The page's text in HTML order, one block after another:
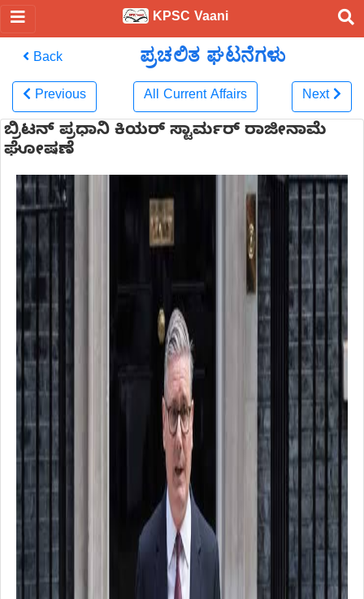
KPSC Vaani
Back ಪ್ರಚಲಿತ ಘಟನೆಗಳು
Previous All Current Affairs Next
ಬ್ರಿಟನ್ ಪ್ರಧಾನಿ ಕಿಯರ್ ಸ್ಟಾರ್ಮರ್ ರಾಜೀನಾಮೆ
ಘೋಷಣೆ